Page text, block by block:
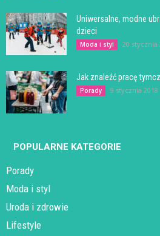
Uniwersalne, modne
dzieci
Moda i styl 20 stycznia
Jak znaleźć pracę
Porady 9 stycznia 2018
POPULARNE KATEGORIE
Porady
Moda i styl
Uroda i zdrowie
Lifestyle